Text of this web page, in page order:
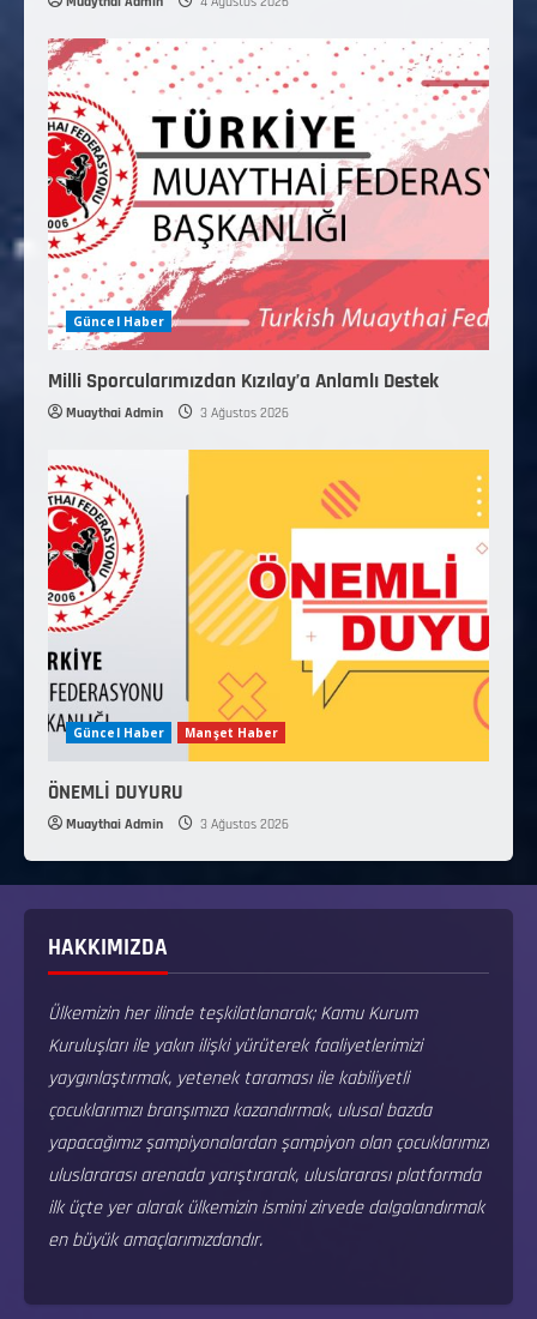
Güncel Haber
Milli Sporcularımızdan Kızılay’a Anlamlı Destek
Muaythai Admin 3 Ağustos 2026
Güncel Haber Manşet Haber
ÖNEMLİ DUYURU
Muaythai Admin 3 Ağustos 2026
HAKKIMIZDA
Ülkemizin her ilinde teşkilatlanarak; Kamu Kurum
Kuruluşları ile yakın ilişki yürüterek faaliyetlerimizi
yaygınlaştırmak, yetenek taraması ile kabiliyetli
çocuklarımızı branşımıza kazandırmak, ulusal bazda
yapacağımız şampiyonalardan şampiyon olan çocuklarımızı
uluslararası arenada yarıştırarak, uluslararası platformda
ilk üçte yer alarak ülkemizin ismini zirvede dalgalandırmak
en büyük amaçlarımızdandır.